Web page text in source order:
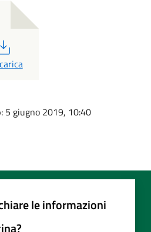
: 5 giugno 2019, 10:40
le informazioni